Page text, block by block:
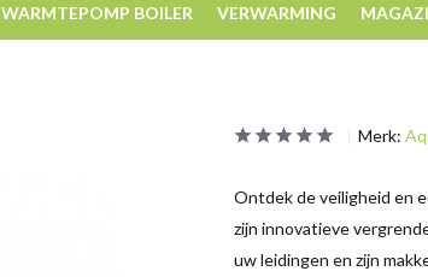
WARMTEPOMP BOILER VERWARMING
Merk:
Ontdek de veiligheid en
zijn innovatieve
uw leidingen en zijn